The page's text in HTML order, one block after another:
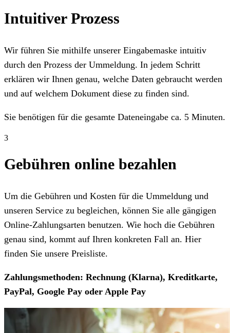
Intuitiver Prozess
Wir führen Sie mithilfe unserer Eingabemaske intuitiv
durch den Prozess der Ummeldung. In jedem Schritt
erklären wir Ihnen genau, welche Daten gebraucht werden
und auf welchem Dokument diese zu finden sind.
Sie benötigen für die gesamte Dateneingabe ca. 5 Minuten.
3
Gebühren online bezahlen
Um die Gebühren und Kosten für die Ummeldung und
unseren Service zu begleichen, können Sie alle gängigen
Online-Zahlungsarten benutzen. Wie hoch die Gebühren
genau sind, kommt auf Ihren konkreten Fall an. Hier
finden Sie unsere Preisliste.
Zahlungsmethoden: Rechnung (Klarna), Kreditkarte,
PayPal, Google Pay oder Apple Pay